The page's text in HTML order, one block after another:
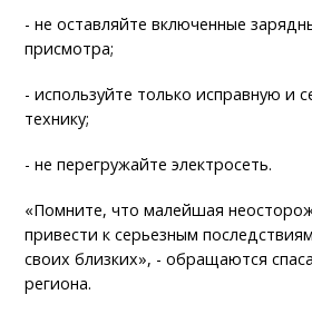
- не оставляйте включенные
присмотра;
- используйте только исправную и
технику;
- не перегружайте электросеть.
«Помните, что малейшая
привести к серьезным
своих близких», - обращаются
региона.